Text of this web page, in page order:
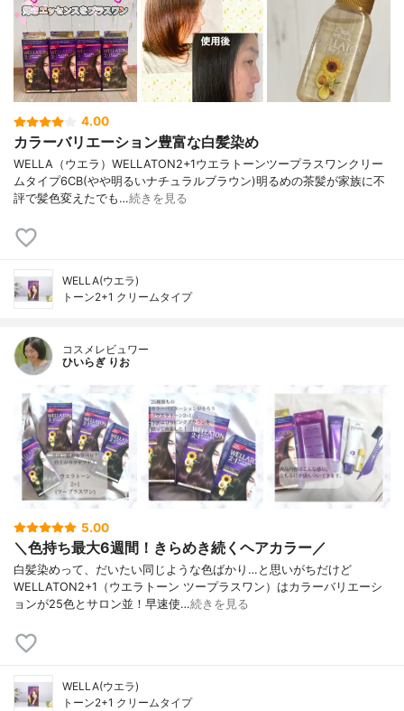
4.00
カラーバリエーション豊富な白髪染め
WELLA（ウエラ）WELLATON2+1ウエラトーンツープラスワンクリー
ムタイプ6CB(やや明るいナチュラルブラウン)明るめの茶髪が家族に不
評で髪色変えたでも…続きを見る
WELLA(ウエラ)
トーン2+1 クリームタイプ
コスメレビュワー
ひいらぎ りお
5.00
＼色持ち最大6週間！きらめき続くヘアカラー／
白髪染めって、だいたい同じような色ばかり…と思いがちだけど
WELLATON2+1（ウエラトーン ツープラスワン）はカラーバリエーシ
ョンが25色とサロン並！早速使…続きを見る
WELLA(ウエラ)
トーン2+1 クリームタイプ